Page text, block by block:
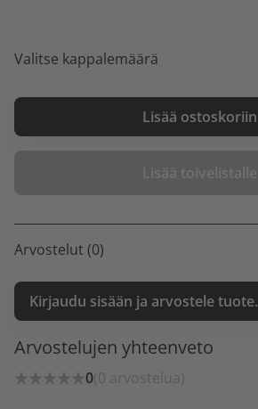
Valitse kappalemäärä
Lisää ostoskoriin
Lisää toivelistalle
Arvostelut (0)
Kirjaudu sisään ja arvostele tuote.
Arvostelujen yhteenveto
0(0 arvostelua)